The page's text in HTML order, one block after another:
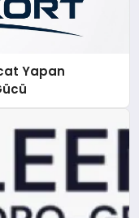
Yapan